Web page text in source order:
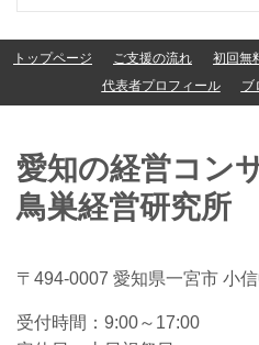
トップページ ご支援の流れ 初回無
代表者プロフィール
ブ
愛知の経営コン
鳥巣経営研究所
〒494-0007 愛知県一宮市 小
受付時間： 9:00～17:00